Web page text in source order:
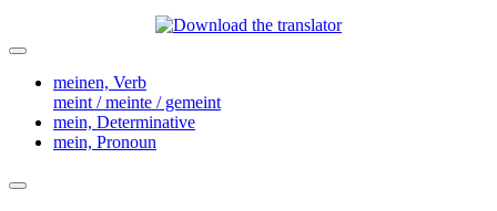
meinen, Verb
meint / meinte / gemeint
mein, Determinative
mein, Pronoun